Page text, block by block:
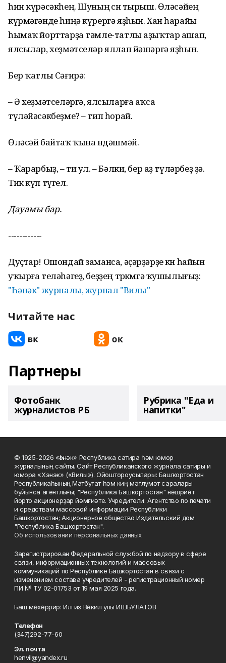
һин күрәсәкһең. Шуның өсөн тырыш. Өләсәйең
күрмәгәнде һиңә күрергә яҙһын. Хан һарайы
һымаҡ йорттарҙа тәмле-татлы аҙыҡтар ашап,
ялсылар, хеҙмәтселәр яллап йәшәргә яҙһын.
Бер ҡатлы Сәғирә:
– Ә хеҙмәтселәргә, ялсыларға аҡса
түләйәсәкбеҙме? – тип һорай.
Өләсәй байтаҡ ҡына өндәшмәй.
– Ҡарарбыҙ, – ти ул. – Бәлки, бер аҙ түләрбеҙ ҙә.
Тик күп түгел.
Дауамы бар.
------------
Дуҫтар! Ошондай заманса, әҫәрҙәрҙе көн һайын
уҡырға теләһәгеҙ, беҙҙең төркөмгә ҡушылығыҙ:
"Һәнәк" журналы, журнал "Вилы"
Читайте нас
Партнеры
Фотобанк
журналистов РБ
Рубрика "Еда и
напитки"
© 1925-2026 «Һәнәк» Республика сатира һәм юмор
журналының сайты. Сайт Республиканского журнала сатиры и
юмора «Хэнэк» («Вилы»). Ойоштороусылары: Башҡортостан
Республикаһының Матбуғат һәм киң мәғлүмәт саралары
буйынса агентлығы; "Республика Башкортостан" нәшриәт
йорто акционерҙар йәмғиәте. Учредители: Агентство по печати
и средствам массовой информации Республики
Башкортостан; Акционерное общество Издательский дом
"Республика Башкортостан".
Об использовании персональных данных
Зарегистрирован Федеральной службой по надзору в сфере
связи, информационных технологий и массовых
коммуникаций по Республике Башкортостан в связи с
изменением состава учредителей - регистрационный номер
ПИ № ТУ 02-01753 от 19 мая 2025 года.
Баш мөхәррир: Илгиз Вәкил улы ИШБУЛАТОВ
Телефон
(347)292-77-60
Эл. почта
henvil@yandex.ru